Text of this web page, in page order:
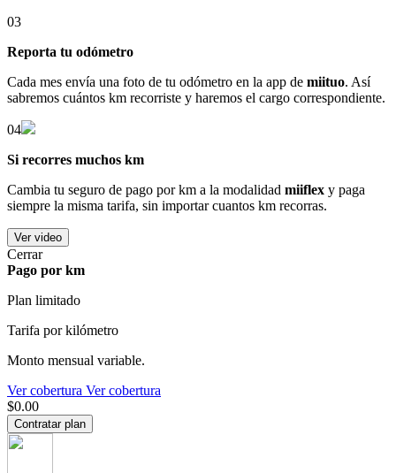
03
Reporta tu odómetro
Cada mes envía una foto de tu odómetro en la app de miituo. Así
sabremos cuántos km recorriste y haremos el cargo correspondiente.
04
Si recorres muchos km
Cambia tu seguro de pago por km a la modalidad miiflex y paga
siempre la misma tarifa, sin importar cuantos km recorras.
Ver video
Cerrar
Pago por km
Plan limitado
Tarifa por kilómetro
Monto mensual variable.
Ver cobertura Ver cobertura
$0.00
Contratar plan